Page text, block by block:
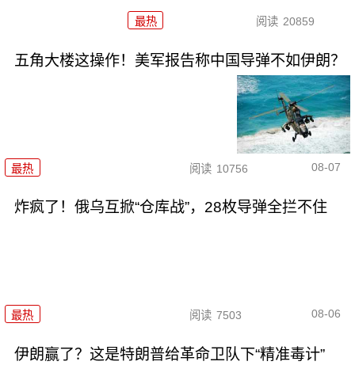
最热 阅读 20859
五角大楼这操作！美军报告称中国导弹不如伊朗？
最热 阅读 10756 08-07
炸疯了！俄乌互掀“仓库战”，28枚导弹全拦不住
最热 阅读 7503 08-06
伊朗赢了？这是特朗普给革命卫队下“精准毒计”